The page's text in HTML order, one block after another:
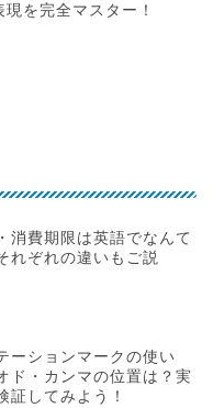
を完全マスター！
消費期限は英語でなんて
れぞれの違いもご説
ーションマークの使い
ド・カンマの位置は？実
証してみよう！